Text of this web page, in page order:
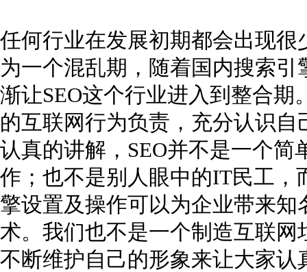
任何行业在发展初期都会出现
为一个混乱期，随着国内搜索
渐让SEO这个行业进入到整合
的互联网行为负责，充分认识
认真的讲解，SEO并不是一个
作；也不是别人眼中的IT民工，
擎设置及操作可以为企业带来
术。我们也不是一个制造互联
不断维护自己的形象来让大家认